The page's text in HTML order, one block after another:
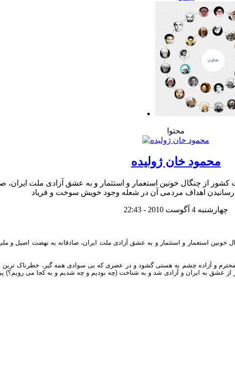
محتوا
محمود خان ژولیده
چهارشنبه 4 آگوست 2010 - 22:43
خونین استعمار و استثمار و به عشق آزادی ملت ایران، صادقانه به نهضت اصیل و
محترم و آزاده چشم به هستی گشود و در عصری که بی سوادی همه گیر، خطرناک ترین
عشق به ایران و آزادی شد و به شناخت (چه بودیم و چه شدیم و به کجا می رویم؟)